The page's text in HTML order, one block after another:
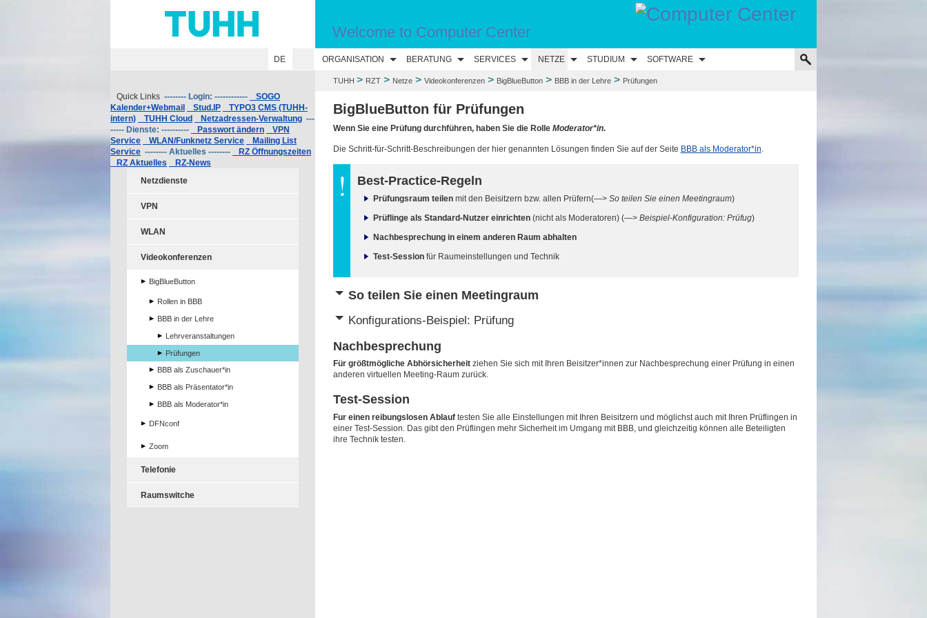
Welcome to Computer Center
DE ORGANISATION BERATUNG SERVICES NETZE STUDIUM SOFTWARE
TUHH > RZT> Netze> Videokonferenzen> BigBlueButton> BBB in der Lehre> Prüfungen
BigBlueButton für Prüfungen
Wenn Sie eine Prüfung durchführen, haben Sie die Rolle Moderator*in.
Die Schritt-für-Schritt-Beschreibungen der hier genannten Lösungen finden Sie auf der Seite BBB als Moderator*in.
Best-Practice-Regeln
Prüfungsraum teilenmit den Beisitzern bzw. allen Prüfern(—> So teilen Sie einen Meetingraum)
Prüflinge als Standard-Nutzer einrichten(nicht als Moderatoren) (—> Beispiel-Konfiguration: Prüfug)
Nachbesprechung in einem anderen Raum abhalten
Test-Sessionfür Raumeinstellungen und Technik
So teilen Sie einen Meetingraum
Konfigurations-Beispiel: Prüfung
Nachbesprechung
Für größtmögliche Abhörsicherheitziehen Sie sich mit Ihren Beisitzer*innen zur Nachbesprechung einer Prüfung in einen
anderen virtuellen Meeting-Raum zurück.
Test-Session
Fur einen reibungslosen Ablauftesten Sie alle Einstellungen mit Ihren Beisitzern und möglichst auch mit Ihren Prüflingen in
einer Test-Session. Das gibt den Prüflingen mehr Sicherheit im Umgang mit BBB, und gleichzeitig können alle Beteiligten
ihre Technik testen.
Quick Links -------- Login: ------------
SOGO
Kalender+Webmail
Stud.IP
TYPO3 CMS (TUHH-
intern)
TUHH Cloud Netzadressen-Verwaltung ---
----- Dienste: ----------
Passwort ändern
VPN
Service
WLAN/Funknetz Service
Mailing List
Service -------- Aktuelles --------
RZ Öffnungszeiten
RZ Aktuelles
RZ-News
Netzdienste
VPN
WLAN
Videokonferenzen
BigBlueButton
Rollen in BBB
BBB in der Lehre
Lehrveranstaltungen
Prüfungen
BBB als Zuschauer*in
BBB als Präsentator*in
BBB als Moderator*in
DFNconf
Zoom
Telefonie
Raumswitche